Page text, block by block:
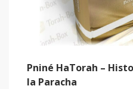
Pniné HaTorah –
la Paracha